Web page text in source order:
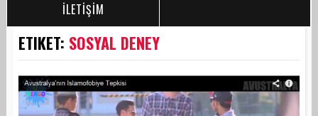
İLETİŞİM
ETIKET: SOSYAL DENEY